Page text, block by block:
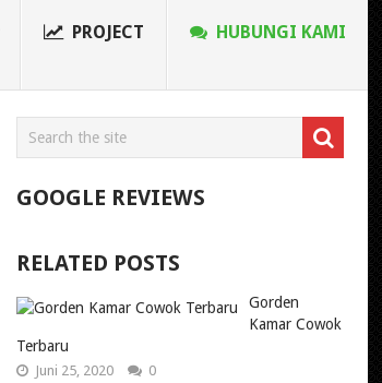
PROJECT HUBUNGI KAMI
GOOGLE REVIEWS
RELATED POSTS
Gorden
Kamar Cowok
Terbaru
Juni 25, 2020 0